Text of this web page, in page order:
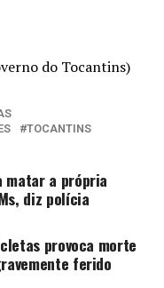
do Tocantins)
TOCANTINS
matar a própria
diz polícia
provoca morte
ferido